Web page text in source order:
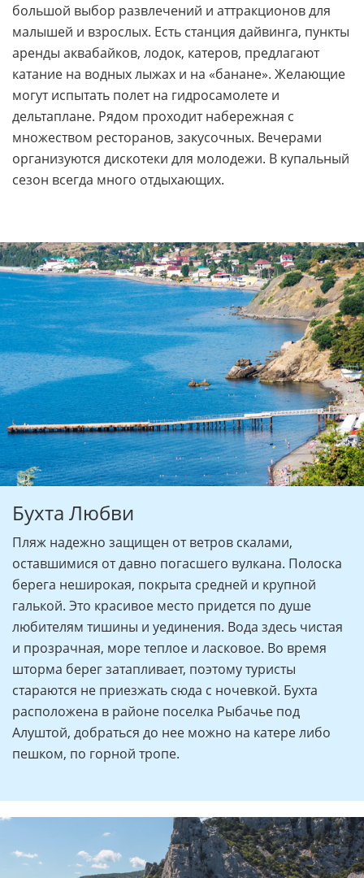
большой выбор развлечений и аттракционов для
малышей и взрослых. Есть станция дайвинга, пункты
аренды аквабайков, лодок, катеров, предлагают
катание на водных лыжах и на «банане». Желающие
могут испытать полет на гидросамолете и
дельтаплане. Рядом проходит набережная с
множеством ресторанов, закусочных. Вечерами
организуются дискотеки для молодежи. В купальный
сезон всегда много отдыхающих.
Бухта Любви
Пляж надежно защищен от ветров скалами,
оставшимися от давно погасшего вулкана. Полоска
берега неширокая, покрыта средней и крупной
галькой. Это красивое место придется по душе
любителям тишины и уединения. Вода здесь чистая
и прозрачная, море теплое и ласковое. Во время
шторма берег затапливает, поэтому туристы
стараются не приезжать сюда с ночевкой. Бухта
расположена в районе поселка Рыбачье под
Алуштой, добраться до нее можно на катере либо
пешком, по горной тропе.